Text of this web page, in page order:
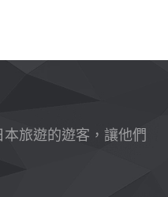
旅遊的遊客，讓他們